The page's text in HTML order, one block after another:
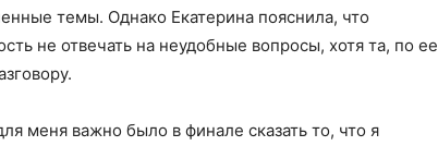
темы. Однако Екатерина пояснила, что
не отвечать на неудобные вопросы, хотя та, по ее
меня важно было в финале сказать то, что я